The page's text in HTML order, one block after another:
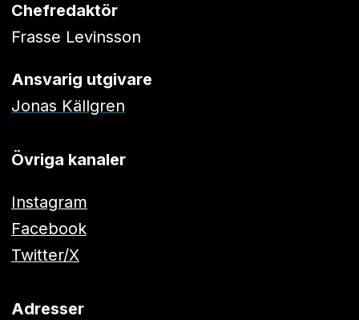
Chefredaktör
Frasse Levinsson
Ansvarig utgivare
Jonas Källgren
Övriga kanaler
Instagram
Facebook
Twitter/X
Adresser